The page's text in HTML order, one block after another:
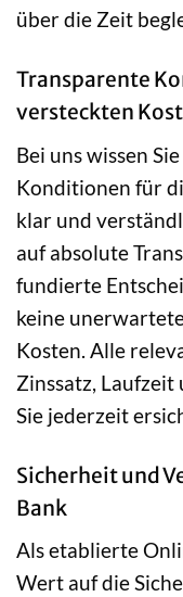
über die Zeit
Transparente
versteckten
Bei uns wissen
Konditionen für
klar und
auf absolute
fundierte
keine
Kosten. Alle
Zinssatz,
Sie jederzeit
Sicherheit und
Bank
Als etablierte
Wert auf die